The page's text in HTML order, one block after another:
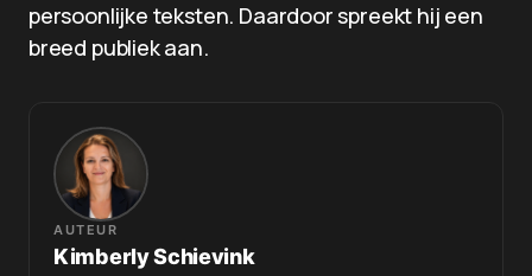
persoonlijke teksten. Daardoor spreekt hij een
breed publiek aan.
AUTEUR
Kimberly Schievink